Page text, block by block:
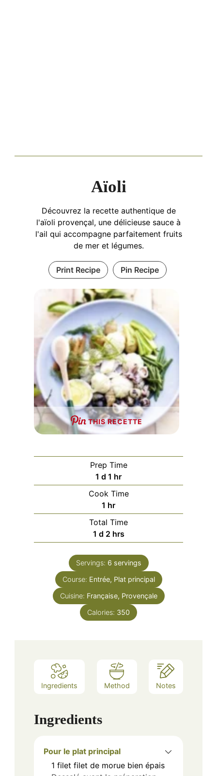
THIS RECETTE
Aïoli
Découvrez la recette authentique de
l'aïoli provençal, une délicieuse sauce à
l'ail qui accompagne parfaitement fruits
de mer et légumes.
Print Recipe Pin Recipe
Prep Time
1 day
d 1 hour
hr
Cook Time
1 hour
hr
Total Time
1 day
d 2hours
hrs
Servings: 6 servings
Course: Entrée, Plat principal
Cuisine: Française, Provençale
Calories: 350
Ingredients Method Notes
Ingredients
Pour le plat principal
1 filet filet de morue bien épais